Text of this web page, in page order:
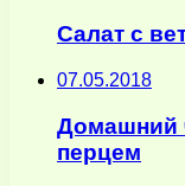
Салат с
07.05.2018
Домашний
перцем